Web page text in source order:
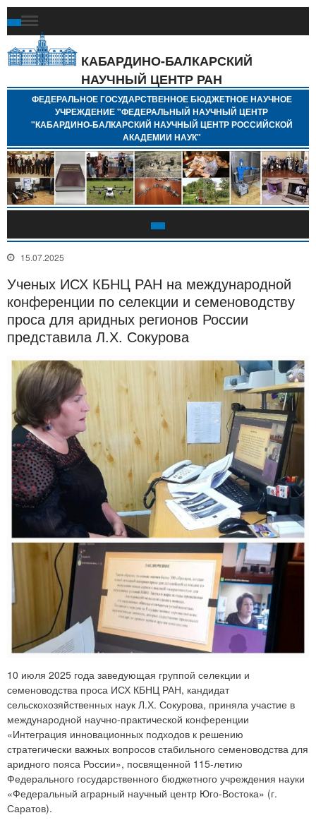
КАБАРДИНО-БАЛКАРСКИЙ
НАУЧНЫЙ ЦЕНТР РАН
ФЕДЕРАЛЬНОЕ ГОСУДАРСТВЕННОЕ БЮДЖЕТНОЕ НАУЧНОЕ
УЧРЕЖДЕНИЕ "ФЕДЕРАЛЬНЫЙ НАУЧНЫЙ ЦЕНТР
"КАБАРДИНО-БАЛКАРСКИЙ НАУЧНЫЙ ЦЕНТР РОССИЙСКОЙ
АКАДЕМИИ НАУК"
15.07.2025
Ученых ИСХ КБНЦ РАН на международной
конференции по селекции и семеноводству
проса для аридных регионов России
представила Л.Х. Сокурова
10 июля 2025 года заведующая группой селекции и
семеноводства проса ИСХ КБНЦ РАН, кандидат
сельскохозяйственных наук Л.Х. Сокурова, приняла участие в
международной научно-практической конференции
«Интеграция инновационных подходов к решению
стратегически важных вопросов стабильного семеноводства для
аридного пояса России», посвященной 115-летию
Федерального государственного бюджетного учреждения науки
«Федеральный аграрный научный центр Юго-Востока» (г.
Саратов).